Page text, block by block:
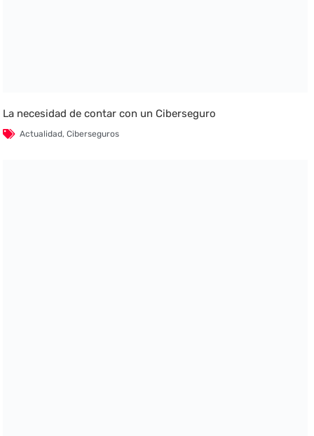
La necesidad de contar con un Ciberseguro
Actualidad,Ciberseguros